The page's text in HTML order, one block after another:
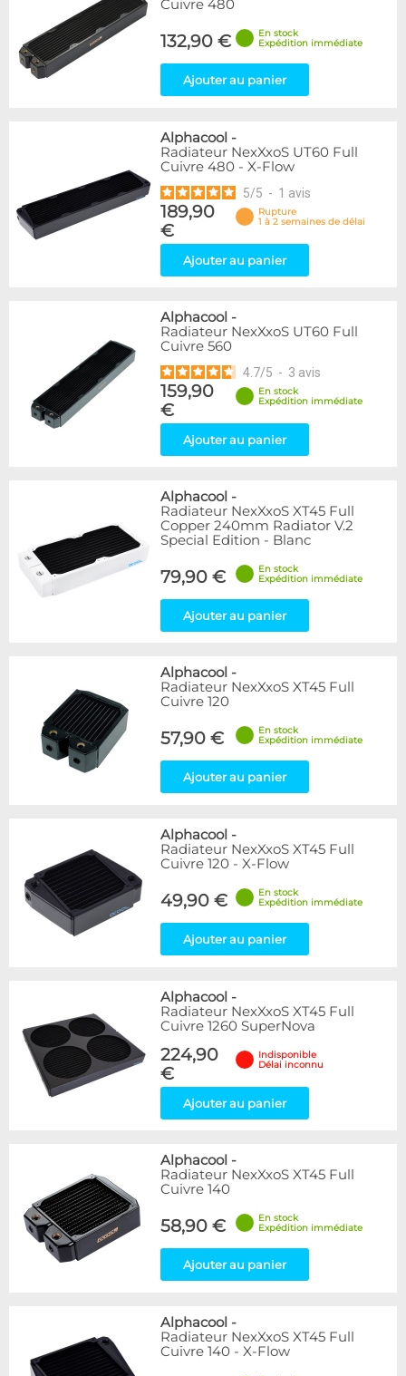
Cuivre 480
132,90 €
En stock
Expédition immédiate
Ajouter au panier
Alphacool -
Radiateur NexXxoS UT60 Full
Cuivre 480 - X-Flow
5/5 - 1 avis
189,90
€
Rupture
1 à 2 semaines de délai
Ajouter au panier
Alphacool -
Radiateur NexXxoS UT60 Full
Cuivre 560
4.7/5 - 3 avis
159,90
€
En stock
Expédition immédiate
Ajouter au panier
Alphacool -
Radiateur NexXxoS XT45 Full
Copper 240mm Radiator V.2
Special Edition - Blanc
79,90 €
En stock
Expédition immédiate
Ajouter au panier
Alphacool -
Radiateur NexXxoS XT45 Full
Cuivre 120
57,90 €
En stock
Expédition immédiate
Ajouter au panier
Alphacool -
Radiateur NexXxoS XT45 Full
Cuivre 120 - X-Flow
49,90 €
En stock
Expédition immédiate
Ajouter au panier
Alphacool -
Radiateur NexXxoS XT45 Full
Cuivre 1260 SuperNova
224,90
€
Indisponible
Délai inconnu
Ajouter au panier
Alphacool -
Radiateur NexXxoS XT45 Full
Cuivre 140
58,90 €
En stock
Expédition immédiate
Ajouter au panier
Alphacool -
Radiateur NexXxoS XT45 Full
Cuivre 140 - X-Flow